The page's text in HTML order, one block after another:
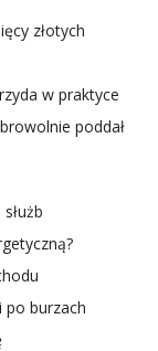
złotych
w praktyce
poddał
po burzach